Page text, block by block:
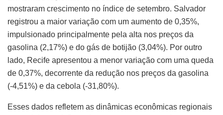
mostraram crescimento no índice de setembro. Salvador
registrou a maior variação com um aumento de 0,35%,
impulsionado principalmente pela alta nos preços da
gasolina (2,17%) e do gás de botijão (3,04%). Por outro
lado, Recife apresentou a menor variação com uma queda
de 0,37%, decorrente da redução nos preços da gasolina
(-4,51%) e da cebola (-31,80%).
Esses dados refletem as dinâmicas econômicas regionais